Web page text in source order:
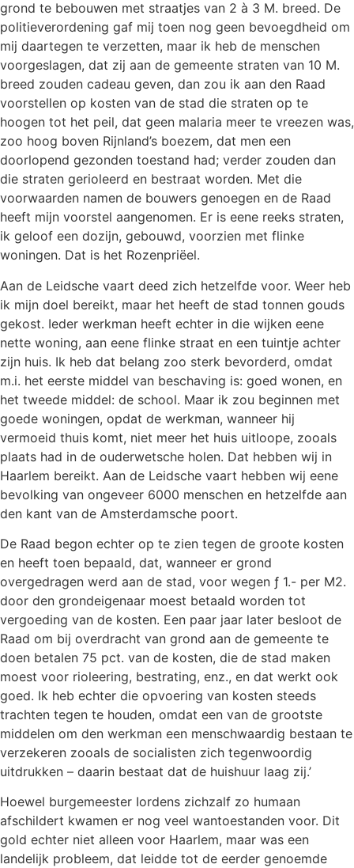
grond te bebouwen met straatjes van 2 à 3 M. breed. De
politieverordening gaf mij toen nog geen bevoegdheid om
mij daartegen te verzetten, maar ik heb de menschen
voorgeslagen, dat zij aan de gemeente straten van 10 M.
breed zouden cadeau geven, dan zou ik aan den Raad
voorstellen op kosten van de stad die straten op te
hoogen tot het peil, dat geen malaria meer te vreezen was,
zoo hoog boven Rijnland’s boezem, dat men een
doorlopend gezonden toestand had; verder zouden dan
die straten gerioleerd en bestraat worden. Met die
voorwaarden namen de bouwers genoegen en de Raad
heeft mijn voorstel aangenomen. Er is eene reeks straten,
ik geloof een dozijn, gebouwd, voorzien met flinke
woningen. Dat is het Rozenpriëel.
Aan de Leidsche vaart deed zich hetzelfde voor. Weer heb
ik mijn doel bereikt, maar het heeft de stad tonnen gouds
gekost. Ieder werkman heeft echter in die wijken eene
nette woning, aan eene flinke straat en een tuintje achter
zijn huis. Ik heb dat belang zoo sterk bevorderd, omdat
m.i. het eerste middel van beschaving is: goed wonen, en
het tweede middel: de school. Maar ik zou beginnen met
goede woningen, opdat de werkman, wanneer hij
vermoeid thuis komt, niet meer het huis uitloope, zooals
plaats had in de ouderwetsche holen. Dat hebben wij in
Haarlem bereikt. Aan de Leidsche vaart hebben wij eene
bevolking van ongeveer 6000 menschen en hetzelfde aan
den kant van de Amsterdamsche poort.
De Raad begon echter op te zien tegen de groote kosten
en heeft toen bepaald, dat, wanneer er grond
overgedragen werd aan de stad, voor wegen ƒ 1.- per M2.
door den grondeigenaar moest betaald worden tot
vergoeding van de kosten. Een paar jaar later besloot de
Raad om bij overdracht van grond aan de gemeente te
doen betalen 75 pct. van de kosten, die de stad maken
moest voor rioleering, bestrating, enz., en dat werkt ook
goed. Ik heb echter die opvoering van kosten steeds
trachten tegen te houden, omdat een van de grootste
middelen om den werkman een menschwaardig bestaan te
verzekeren zooals de socialisten zich tegenwoordig
uitdrukken – daarin bestaat dat de huishuur laag zij.’
Hoewel burgemeester Iordens zichzalf zo humaan
afschildert kwamen er nog veel wantoestanden voor. Dit
gold echter niet alleen voor Haarlem, maar was een
landelijk probleem, dat leidde tot de eerder genoemde